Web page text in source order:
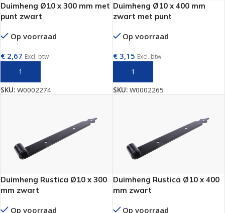
Duimheng Ø10 x 300 mm met
punt zwart
Op voorraad
€ 2,67 Excl. btw
SKU: W0002274
Duimheng Ø10 x 400 mm
zwart met punt
Op voorraad
€3,15 Excl. btw
SKU: W0002265
Duimheng Rustica Ø10 x 300
mm zwart
Op voorraad
Duimheng Rustica Ø10 x 400
mm zwart
Op voorraad